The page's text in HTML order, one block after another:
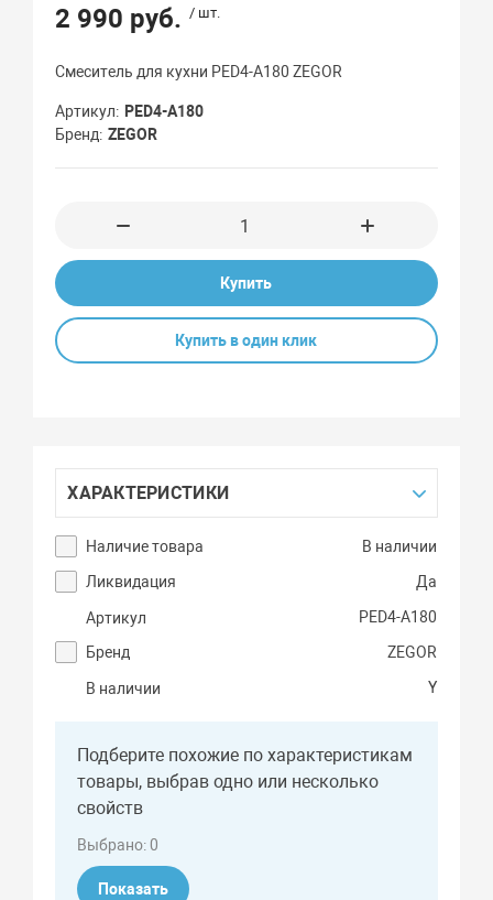
2 990 руб. / шт.
Смеситель для кухни PED4-А180 ZEGOR
Артикул
PED4-А180
Бренд ZEGOR
Купить
Купить в один клик
ХАРАКТЕРИСТИКИ
Наличие товара
В наличии
Ликвидация
Да
Артикул
PED4-А180
Бренд
ZEGOR
В наличии Y
Подберите похожие по характеристикам
товары, выбрав одно или несколько
свойств
Выбрано:0
Показать